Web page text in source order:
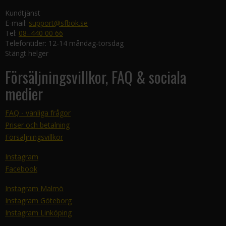
Kundtjänst
E-mail: support@sfbok.se
Tel: 08–440 00 66
Telefontider: 12-14 måndag-torsdag
Stängt helger
Försäljningsvillkor, FAQ & sociala
medier
FAQ - vanliga frågor
Priser och betalning
Försäljningsvillkor
Instagram
Facebook
Instagram Malmö
Instagram Göteborg
Instagram Linköping